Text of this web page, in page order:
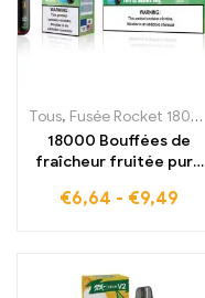
Tous, Fusée Rocket 18000 Bouffées
18000 Bouffées de
fraîcheur fruitée pure
Rocket combine la
€6,64 - €9,49